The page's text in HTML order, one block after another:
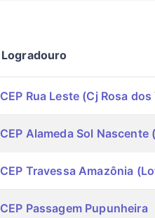
Logradouro
CEP Rua Leste (Cj Rosa
CEP Alameda Sol Nascente
CEP Travessa Amazônia
CEP Passagem Pupunheira